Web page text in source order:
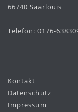
66740 Saarlouis
Telefon: 0176-
Kontakt
Datenschutz
Impressum